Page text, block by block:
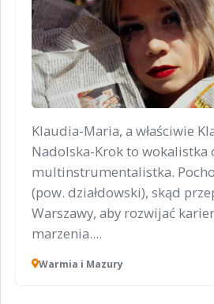
Klaudia-Maria, a właściwie
Nadolska-Krok to wokalistka
multinstrumentalistka.
(pow. działdowski), skąd
Warszawy, aby rozwijać
marzenia....
Warmia i Mazury